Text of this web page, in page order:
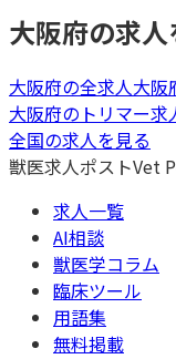
大阪府の求
大阪府の全求人大阪
大阪府の トリマー求
全国の求人を見る
獣医求人ポストVet
求人一覧
AI相談
獣医学コラム
臨床ツール
用語集
無料掲載